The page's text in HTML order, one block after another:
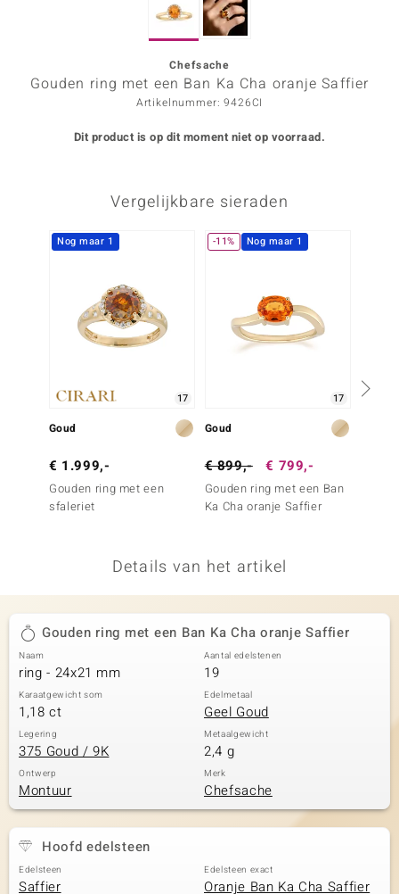
Designs
Chefsache
Gouden ring met een Ban Ka Cha oranje Saffier
Artikelnummer: 9426CI
Dit product is op dit moment niet op voorraad.
Vergelijkbare sieraden
Nog maar 1
17
Goud
€ 1.999,-
Gouden ring met een
sfaleriet
-11% Nog maar 1
17
Goud
€ 899,- € 799,-
Gouden ring met een Ban
Ka Cha oranje Saffier
Details van het artikel
Gouden ring met een Ban Ka Cha oranje Saffier
Naam
ring - 24x21 mm
Aantal edelstenen
19
Karaatgewicht som
1,18 ct
Edelmetaal
Geel Goud
Legering
375 Goud / 9K
Metaalgewicht
2,4 g
Ontwerp
Montuur
Merk
Chefsache
Hoofd edelsteen
Edelsteen
Saffier
Edelsteen exact
Oranje Ban Ka Cha Saffier